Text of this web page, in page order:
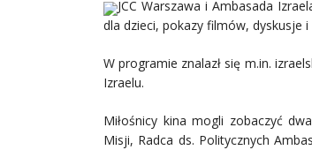
JCC Warszawa i Ambasada
dla dzieci, pokazy filmów, dyskusje i
W programie znalazł się m.in.
Izraelu.
Miłośnicy kina mogli zobaczyć
Misji, Radca ds. Politycznych